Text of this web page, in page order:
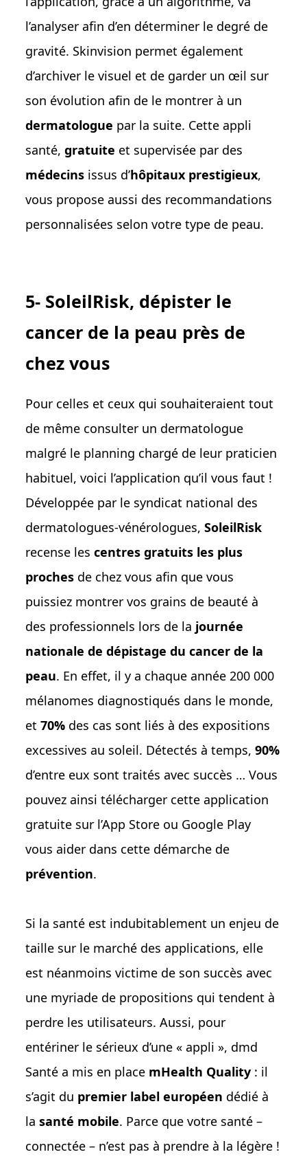
l’analyser afin d’en déterminer le degré de
gravité. Skinvision permet également
d’archiver le visuel et de garder un œil sur
son évolution afin de le montrer à un
dermatologue par la suite. Cette appli
santé,gratuite et supervisée par des
médecins issus d’hôpitaux prestigieux,
vous propose aussi des recommandations
personnalisées selon votre type de peau.
5- SoleilRisk, dépister le
cancer de la peau près de
chez vous
Pour celles et ceux qui souhaiteraient tout
de même consulter un dermatologue
malgré le planning chargé de leur praticien
habituel, voici l’application qu’il vous faut !
Développée par le syndicat national des
dermatologues-vénérologues,SoleilRisk
recense lescentres gratuits les plus
proches de chez vous afin que vous
puissiez montrer vos grains de beauté à
des professionnels lors de la journée
nationale de dépistage du cancer de la
peau. En effet, il y a chaque année 200 000
mélanomes diagnostiqués dans le monde,
et70% des cas sont liés à des expositions
excessives au soleil. Détectés à temps,90%
d’entre eux sont traités avec succès … Vous
pouvez ainsi télécharger cette application
gratuite sur l’App Store ou Google Play
vous aider dans cette démarche de
prévention.
Si la santé est indubitablement un enjeu de
taille sur le marché des applications, elle
est néanmoins victime de son succès avec
une myriade de propositions qui tendent à
perdre les utilisateurs. Aussi, pour
entériner le sérieux d’une « appli », dmd
Santé a mis en place mHealth Quality : il
s’agit du premier label européen dédié à
lasanté mobile. Parce que votre santé –
connectée – n’est pas à prendre à la légère !